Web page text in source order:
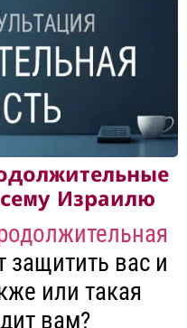
Израилю
защитить вас и
или такая
вам?